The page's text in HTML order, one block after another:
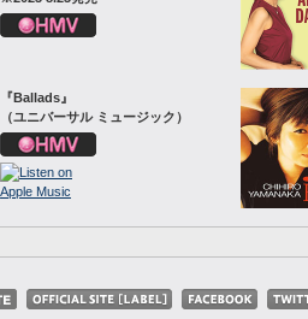
『Ballads』
（ユニバーサル ミュージック）